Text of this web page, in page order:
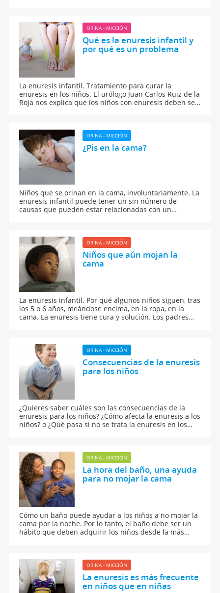
ORINA - MICCIÓN
Qué es la enuresis infantil y
por qué es un problema
La enuresis infantil. Tratamiento para curar la
enuresis en los niños. El urólogo Juan Carlos Ruiz de la
Roja nos explica que los niños con enuresis deben ser
ORINA - MICCIÓN
¿Pis en la cama?
Niños que se orinan en la cama, involuntariamente. La
enuresis infantil puede tener un sin número de
causas que pueden estar relacionadas con un
emociones y tensiones que requieren especial
atención.
ORINA - MICCIÓN
Niños que aún mojan la
cama
La enuresis infantil. Por qué algunos niños siguen, tras
los 5 o 6 años, meándose encima, en la ropa, en la
cama. La enuresis tiene cura y solución. Los padres
ORINA - MICCIÓN
Consecuencias de la enuresis
para los niños
¿Quieres saber cuáles son las consecuencias de la
enuresis para los niños? ¿Cómo afecta la enuresis a los
niños? o ¿Qué pasa si no se trata la enuresis en los
ORINA - MICCIÓN
La hora del baño, una ayuda
para no mojar la cama
Cómo un baño puede ayudar a los niños a no mojar la
cama por la noche. Por lo tanto, el baño debe ser un
hábito que deben adquirir los niños desde la más
ORINA - MICCIÓN
La enuresis es más frecuente
en niños que en niñas